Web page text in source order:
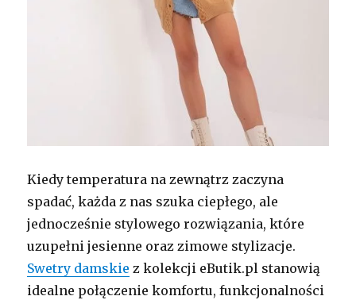
Kiedy temperatura na zewnątrz zaczyna
spadać, każda z nas szuka ciepłego, ale
jednocześnie stylowego rozwiązania, które
uzupełni jesienne oraz zimowe stylizacje.
Swetry damskie z kolekcji eButik.pl stanowią
idealne połączenie komfortu, funkcjonalności